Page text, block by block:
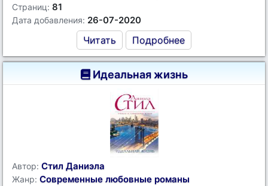
Страниц: 81
Дата добавления: 26-07-2020
Читать Подробнее
Идеальная жизнь
Автор: Стил Даниэла
Жанр: Современные любовные романы